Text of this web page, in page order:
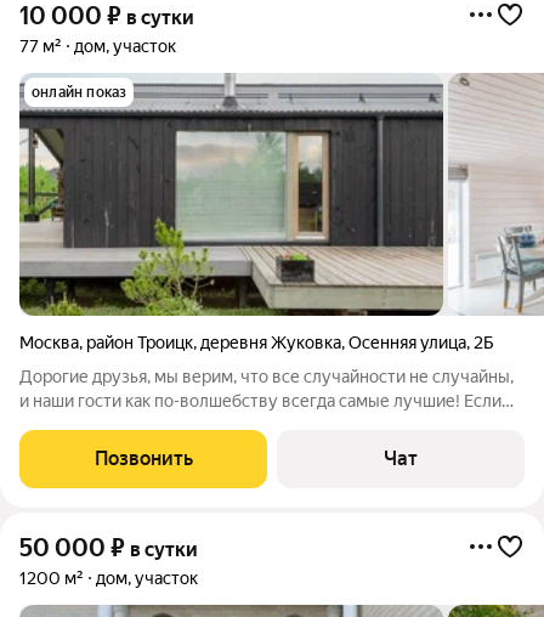
10 000 ₽ в сутки
77 м² дом, участок
онлайн показ
Москва, район Троицк, деревня Жуковка,Осенняя улица, 2Б
Дорогие друзья, мы верим, что все случайности не случайны,
и наши гости как по-волшебству всегда самые лучшие! Если
гостями нашего уютного дома с теплой аурой! Это идеальное
место, где можно
Позвонить Чат
50 000 ₽ в сутки
1200 м² дом, участок